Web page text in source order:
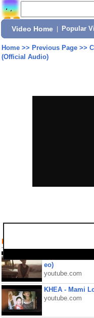
Video Home Popular
Home>> Previous Page>>
(Official Audio)
Popular Videos
jxdn - Angels
eo)
youtube.com
KHEA - Mami
youtube.com